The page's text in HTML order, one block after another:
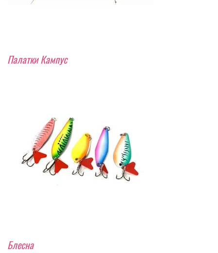
Палатки Кампус
Блесна